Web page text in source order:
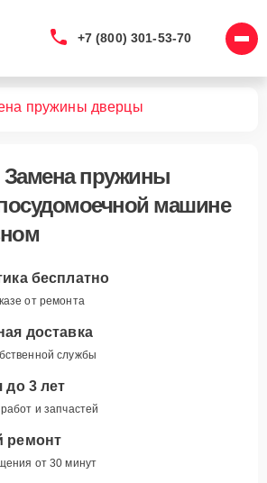
+7 (800) 301-53-70
пружины дверцы
Замена пружины
машине
бесплатно
от ремонта
доставка
службы
до 3 лет
и запчастей
ремонт
от 30 минут